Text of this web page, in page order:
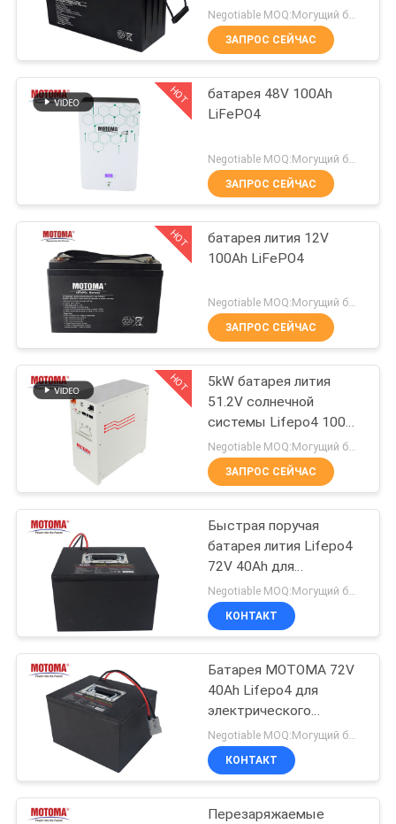
СВЯЖИТЕСЬ
МЫ
НОВОСТИ
СЛУЧАИ
Солнечная
батарея
Солнечная
система
Батарея UPS
25
Батарея лития
планшета
системы хранения
ЗАПРОС СЕЙЧАС
HOT
батарея 48V 100Ah
LiFePO4
ЗАПРОС СЕЙЧАС
HOT
батарея лития 12V
100Ah LiFePO4
Negotiable MOQ:Могущий быть предметом переговоров
ЗАПРОС СЕЙЧАС
HOT
5kW батарея лития
51.2V солнечной
системы Lifepo4 100Ah
с 4000 раз
задействовать жизнь
Negotiable MOQ:Могущий быть предметом переговоров
ЗАПРОС СЕЙЧАС
Быстрая поручая
батарея лития Lifepo4
72V 40Ah для
электротранспорта
КОНТАКТ
Батарея MOTOMA 72V
40Ah Lifepo4 для
электрического
сертификата
велосипеда ISO14001
КОНТАКТ
Перезаряжаемые